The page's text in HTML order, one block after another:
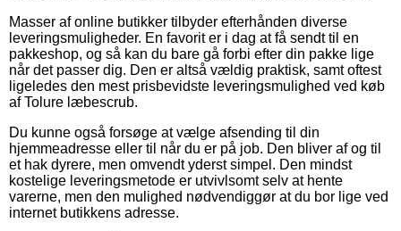
Masser af online butikker tilbyder efterhånden diverse
leveringsmuligheder. En favorit er i dag at få sendt til en
pakkeshop, og så kan du bare gå forbi efter din pakke lige
når det passer dig. Den er altså vældig praktisk, samt oftest
ligeledes den mest prisbevidste leveringsmulighed ved køb
af Tolure læbescrub.
Du kunne også forsøge at vælge afsending til din
hjemmeadresse eller til når du er på job. Den bliver af og til
et hak dyrere, men omvendt yderst simpel. Den mindst
kostelige leveringsmetode er utvivlsomt selv at hente
varerne, men den mulighed nødvendiggør at du bor lige ved
internet butikkens adresse.